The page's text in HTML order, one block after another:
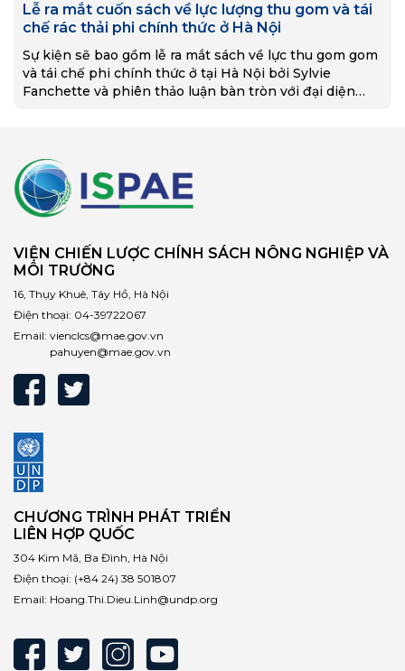
Lễ ra mắt cuốn sách về lực lượng thu gom và tái
chế rác thải phi chính thức ở Hà Nội
Sự kiện sẽ bao gồm lễ ra mắt sách về lực thu gom gom
và tái chế phi chính thức ở tại Hà Nội bởi Sylvie
Fanchette và phiên thảo luận bàn tròn với đại diện
VIỆN CHIẾN LƯỢC CHÍNH SÁCH NÔNG NGHIỆP VÀ
MÔI TRƯỜNG
16, Thụy Khuê, Tây Hồ, Hà Nội
Điện thoại: 04-39722067
Email: vienclcs@mae.gov.vn
pahuyen@mae.gov.vn
CHƯƠNG TRÌNH PHÁT TRIỂN
LIÊN HỢP QUỐC
304 Kim Mã, Ba Đình, Hà Nội
Điện thoại: (+84 24) 38 501807
Email: Hoang.Thi.Dieu.Linh@undp.org